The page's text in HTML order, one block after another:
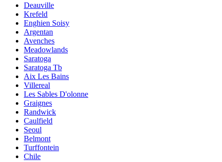
Deauville
Krefeld
Enghien Soisy
Argentan
Avenches
Meadowlands
Saratoga
Saratoga Tb
Aix Les Bains
Villereal
Les Sables D'olonne
Graignes
Randwick
Caulfield
Seoul
Belmont
Turffontein
Chile